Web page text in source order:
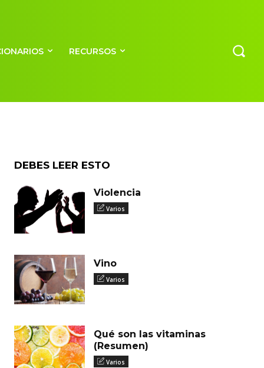
RECURSOS
DEBES LEER ESTO
Violencia
Varios
Vino
Varios
Qué son las vitaminas
(Resumen)
Varios